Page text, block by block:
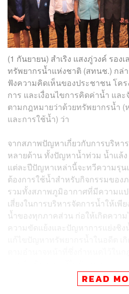
(1 กันยายน) สำเริง แสงภู่วงค์ รอง
ทรัพยากรน้ำแห่งชาติ (สทนช.) กล่
ฟังความคิดเห็นของประชาชน โค
การ และเงื่อนไขการคิดค่าน้ำ แล
ตามกฎหมายว่าด้วยทรัพยากรน้ำ (
และการใช้น้ำ) ว่า
จากสภาพปัญหาเกี่ยวกับการบริหา
หลายด้าน ทั้งปัญหาน้ำท่วม น้ำแล้
แต่ละปีปัญหาเหล่านี้จะทวีความรุ
ต้องการใช้น้ำสำหรับกิจกรรมของ
รวมทั้งสภาพภูมิอากาศที่มีความแ
เสี่ยงในการบริหารจัดการน้ำให้เพี
น้ำของทุกภาคส่วน ก่อให้เกิดความ
ความขัดแย้งและปัญหาการแย่งชิง
พระราชบัญญัติทรัพยากรน้ำ พ.ศ.
เว้นแต่บทบัญญัติในหมวดที่ 4 เรื่อง
READ